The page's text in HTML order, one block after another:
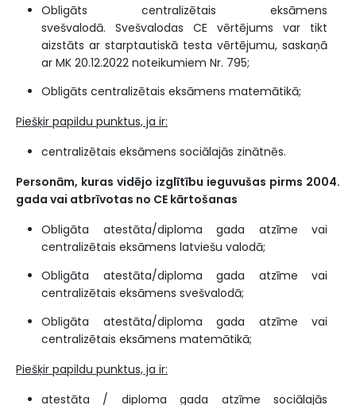
Obligāts centralizētais eksāmens
svešvalodā. Svešvalodas CE vērtējums var tikt
aizstāts ar starptautiskā testa vērtējumu, saskaņā
ar MK 20.12.2022 noteikumiem Nr. 795;
Obligāts centralizētais eksāmens matemātikā;
Piešķir papildu punktus, ja ir:
centralizētais eksāmens sociālajās zinātnēs.
Personām, kuras vidējo izglītību ieguvušas pirms 2004.
gada vai atbrīvotas no CE kārtošanas
Obligāta atestāta/diploma gada atzīme vai
centralizētais eksāmens latviešu valodā;
Obligāta atestāta/diploma gada atzīme vai
centralizētais eksāmens svešvalodā;
Obligāta atestāta/diploma gada atzīme vai
centralizētais eksāmens matemātikā;
Piešķir papildu punktus, ja ir:
atestāta / diploma gada atzīme sociālajās